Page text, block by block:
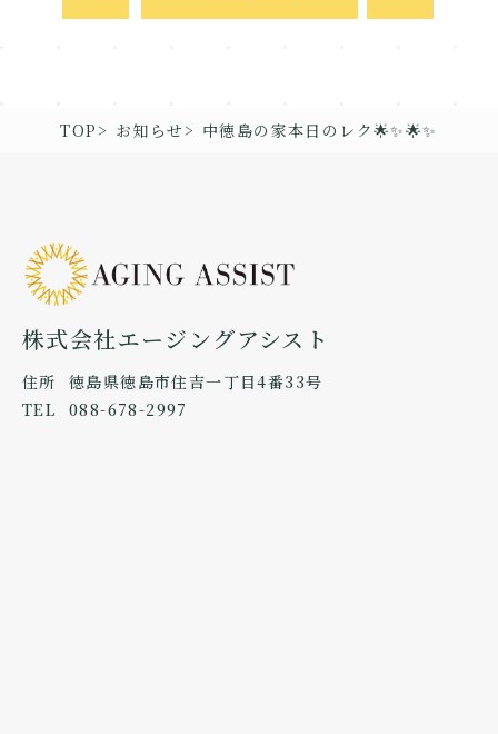
TOP お知らせ 中徳島の家本日のレク🌟✨🌟✨
株式会社エージングアシスト
住所
徳島県徳島市住吉一丁目4番33号
TEL
088-678-2997